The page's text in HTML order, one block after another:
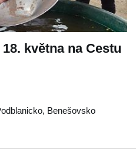
května na Cestu
, Benešovsko